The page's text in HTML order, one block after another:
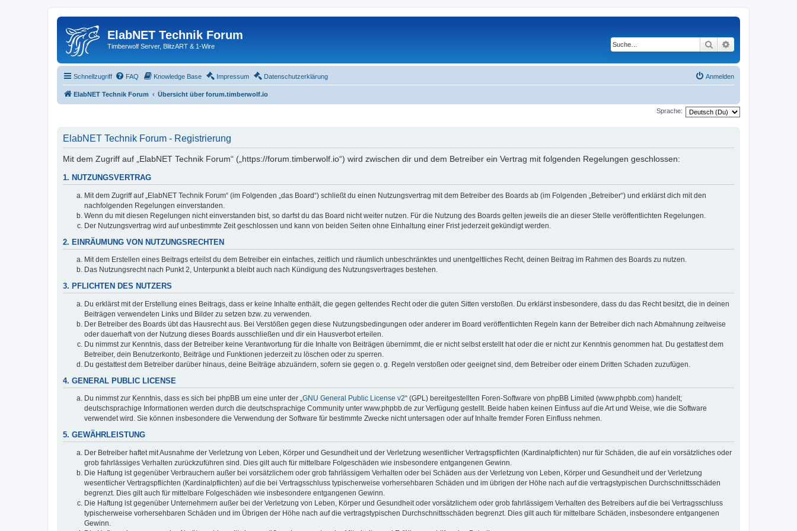
ElabNET Technik Forum
Timberwolf Server, BlitzART & 1-Wire Suche
Schnellzugriff FAQ Knowledge Base Impressum Datenschutzerklärung Anmelden
ElabNET Technik Forum Übersicht über forum.timberwolf.io
Sprache:
ElabNET Technik Forum - Registrierung
Mit dem Zugriff auf „ElabNET Technik Forum“ („https://forum.timberwolf.io“) wird zwischen dir und dem Betreiber ein Vertrag mit folgenden Regelungen geschlossen:
1. NUTZUNGSVERTRAG
Mit dem Zugriff auf „ElabNET Technik Forum“ (im Folgenden „das Board“) schließt du einen Nutzungsvertrag mit dem Betreiber des Boards ab (im Folgenden „Betreiber“) und erklärst dich mit den
nachfolgenden Regelungen einverstanden.
Wenn du mit diesen Regelungen nicht einverstanden bist, so darfst du das Board nicht weiter nutzen. Für die Nutzung des Boards gelten jeweils die an dieser Stelle veröffentlichten Regelungen.
Der Nutzungsvertrag wird auf unbestimmte Zeit geschlossen und kann von beiden Seiten ohne Einhaltung einer Frist jederzeit gekündigt werden.
2. EINRÄUMUNG VON NUTZUNGSRECHTEN
Mit dem Erstellen eines Beitrags erteilst du dem Betreiber ein einfaches, zeitlich und räumlich unbeschränktes und unentgeltliches Recht, deinen Beitrag im Rahmen des Boards zu nutzen.
Das Nutzungsrecht nach Punkt 2, Unterpunkt a bleibt auch nach Kündigung des Nutzungsvertrages bestehen.
3. PFLICHTEN DES NUTZERS
Du erklärst mit der Erstellung eines Beitrags, dass er keine Inhalte enthält, die gegen geltendes Recht oder die guten Sitten verstoßen. Du erklärst insbesondere, dass du das Recht besitzt, die in deinen
Beiträgen verwendeten Links und Bilder zu setzen bzw. zu verwenden.
Der Betreiber des Boards übt das Hausrecht aus. Bei Verstößen gegen diese Nutzungsbedingungen oder anderer im Board veröffentlichten Regeln kann der Betreiber dich nach Abmahnung zeitweise
oder dauerhaft von der Nutzung dieses Boards ausschließen und dir ein Hausverbot erteilen.
Du nimmst zur Kenntnis, dass der Betreiber keine Verantwortung für die Inhalte von Beiträgen übernimmt, die er nicht selbst erstellt hat oder die er nicht zur Kenntnis genommen hat. Du gestattest dem
Betreiber, dein Benutzerkonto, Beiträge und Funktionen jederzeit zu löschen oder zu sperren.
Du gestattest dem Betreiber darüber hinaus, deine Beiträge abzuändern, sofern sie gegen o. g. Regeln verstoßen oder geeignet sind, dem Betreiber oder einem Dritten Schaden zuzufügen.
4. GENERAL PUBLIC LICENSE
Du nimmst zur Kenntnis, dass es sich bei phpBB um eine unter der „GNU General Public License v2“ (GPL) bereitgestellten Foren-Software von phpBB Limited (www.phpbb.com) handelt;
deutschsprachige Informationen werden durch die deutschsprachige Community unter www.phpbb.de zur Verfügung gestellt. Beide haben keinen Einfluss auf die Art und Weise, wie die Software
verwendet wird. Sie können insbesondere die Verwendung der Software für bestimmte Zwecke nicht untersagen oder auf Inhalte fremder Foren Einfluss nehmen.
5. GEWÄHRLEISTUNG
Der Betreiber haftet mit Ausnahme der Verletzung von Leben, Körper und Gesundheit und der Verletzung wesentlicher Vertragspflichten (Kardinalpflichten) nur für Schäden, die auf ein vorsätzliches oder
grob fahrlässiges Verhalten zurückzuführen sind. Dies gilt auch für mittelbare Folgeschäden wie insbesondere entgangenen Gewinn.
Die Haftung ist gegenüber Verbrauchern außer bei vorsätzlichem oder grob fahrlässigem Verhalten oder bei Schäden aus der Verletzung von Leben, Körper und Gesundheit und der Verletzung
wesentlicher Vertragspflichten (Kardinalpflichten) auf die bei Vertragsschluss typischerweise vorhersehbaren Schäden und im übrigen der Höhe nach auf die vertragstypischen Durchschnittsschäden
begrenzt. Dies gilt auch für mittelbare Folgeschäden wie insbesondere entgangenen Gewinn.
Die Haftung ist gegenüber Unternehmern außer bei der Verletzung von Leben, Körper und Gesundheit oder vorsätzlichem oder grob fahrlässigem Verhalten des Betreibers auf die bei Vertragsschluss
typischerweise vorhersehbaren Schäden und im Übrigen der Höhe nach auf die vertragstypischen Durchschnittsschäden begrenzt. Dies gilt auch für mittelbare Schäden, insbesondere entgangenen
Gewinn.